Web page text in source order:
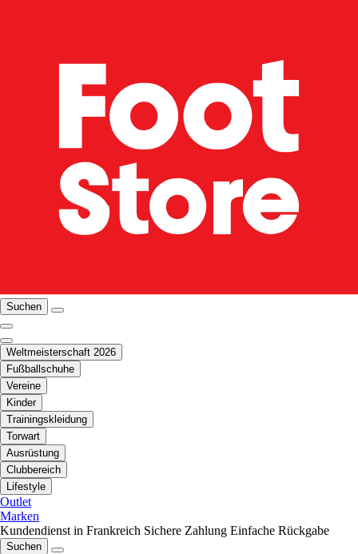
Suchen
Weltmeisterschaft 2026
Fußballschuhe
Vereine
Kinder
Trainingskleidung
Torwart
Ausrüstung
Clubbereich
Lifestyle
Outlet
Marken
Kundendienst in Frankreich Sichere Zahlung Einfache Rückgabe
Suchen